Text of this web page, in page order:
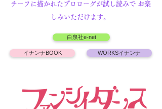
チーフに描かれたプロローグが試し読みで お楽
しみいただけます。
白泉社e-net
イナンナBOOK WORKSイナンナ